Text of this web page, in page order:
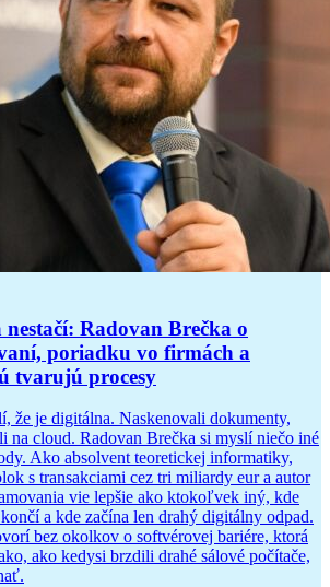
Radovan Brečka o
poriadku vo firmách a
tvarujú procesy
že je digitálna. Naskenovali dokumenty,
na cloud. Radovan Brečka si myslí niečo iné
Ako absolvent teoretickej informatiky,
s transakciami cez tri miliardy eur a autor
vie lepšie ako ktokoľvek iný, kde
a kde začína len drahý digitálny odpad.
bez okolkov o softvérovej bariére, ktorá
ako kedysi brzdili drahé sálové počítače,